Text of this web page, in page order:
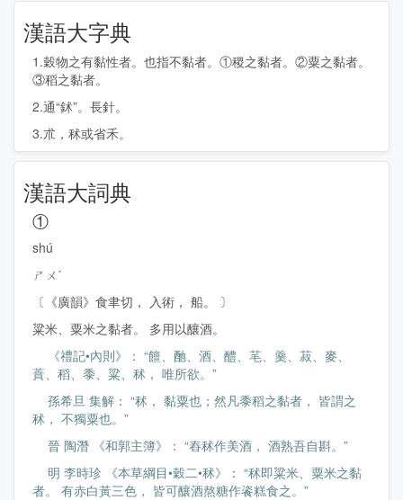
漢語大字典
1.穀物之有黏性者。也指不黏者。①稷之黏者。②粟之黏者。
③稻之黏者。
2.通“鉥”。長針。
3.朮，秫或省禾。
漢語大詞典
①
shú
ㄕㄨˊ
〔《廣韻》食聿切， 入術， 船。 〕
粱米、粟米之黏者。 多用以釀酒。
《禮記•內則》： “饘、酏、酒、醴、芼、羹、菽、麥、
蕡、稻、黍、粱、秫， 唯所欲。”
孫希旦 集解： “秫， 黏粟也；然凡黍稻之黏者， 皆謂之
秫， 不獨粟也。”
晉 陶潛 《和郭主簿》： “舂秫作美酒， 酒熟吾自斟。”
明 李時珍 《本草綱目•穀二•秫》： “秫即粱米、粟米之黏
者。 有赤白黃三色， 皆可釀酒熬糖作餈糕食之。”